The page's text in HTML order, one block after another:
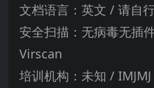
文档语言：英文 / 请自
安全扫描：无病毒无插
Virscan
培训机构：未知 / IMJMJ